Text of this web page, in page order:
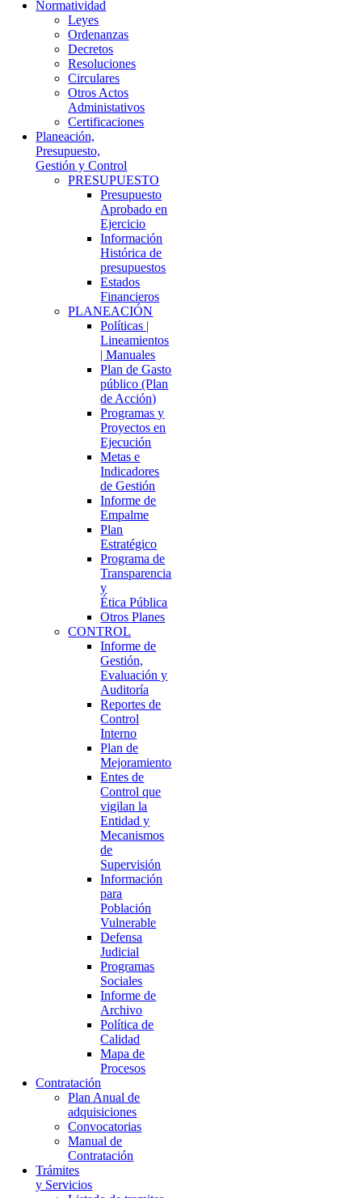
Normatividad
Leyes
Ordenanzas
Decretos
Resoluciones
Circulares
Otros Actos
Administativos
Certificaciones
Planeación,
Presupuesto,
Gestión y Control
PRESUPUESTO
Presupuesto
Aprobado en
Ejercicio
Información
Histórica de
presupuestos
Estados
Financieros
PLANEACIÓN
Políticas |
Lineamientos
| Manuales
Plan de Gasto
público (Plan
de Acción)
Programas y
Proyectos en
Ejecución
Metas e
Indicadores
de Gestión
Informe de
Empalme
Plan
Estratégico
Programa de
Transparencia
y
Ética Pública
Otros Planes
CONTROL
Informe de
Gestión,
Evaluación y
Auditoría
Reportes de
Control
Interno
Plan de
Mejoramiento
Entes de
Control que
vigilan la
Entidad y
Mecanismos
de
Supervisión
Información
para
Población
Vulnerable
Defensa
Judicial
Programas
Sociales
Informe de
Archivo
Política de
Calidad
Mapa de
Procesos
Contratación
Plan Anual de
adquisiciones
Convocatorias
Manual de
Contratación
Trámites
y Servicios